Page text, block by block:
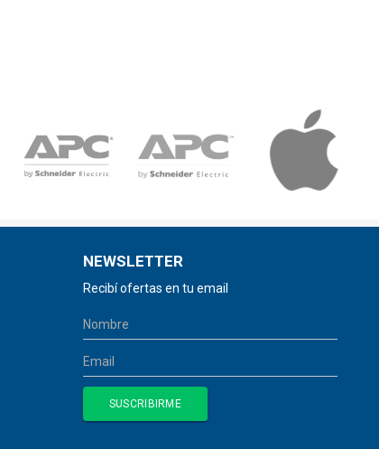
NEWSLETTER
Recibí ofertas en tu email